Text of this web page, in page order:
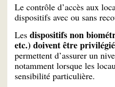
Le contrôle d’accès aux
dispositifs avec ou sans
Les dispositifs non
etc.) doivent être
permettent d’assurer un
notamment lorsque les
sensibilité particulière.